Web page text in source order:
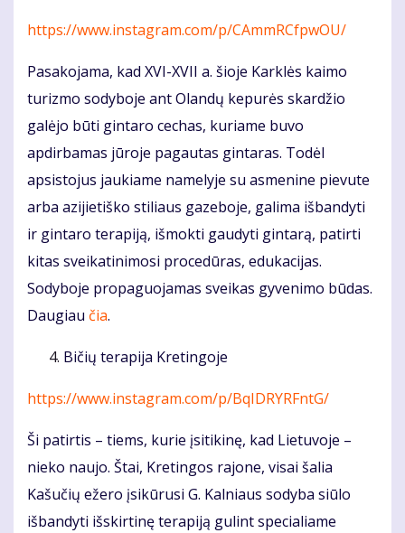
https://www.instagram.com/p/CAmmRCfpwOU/
Pasakojama, kad XVI-XVII a. šioje Karklės kaimo
turizmo sodyboje ant Olandų kepurės skardžio
galėjo būti gintaro cechas, kuriame buvo
apdirbamas jūroje pagautas gintaras. Todėl
apsistojus jaukiame namelyje su asmenine pievute
arba azijietiško stiliaus gazeboje, galima išbandyti
ir gintaro terapiją, išmokti gaudyti gintarą, patirti
kitas sveikatinimosi procedūras, edukacijas.
Sodyboje propaguojamas sveikas gyvenimo būdas.
Daugiau čia.
Bičių terapija Kretingoje
https://www.instagram.com/p/BqIDRYRFntG/
Ši patirtis – tiems, kurie įsitikinę, kad Lietuvoje –
nieko naujo. Štai, Kretingos rajone, visai šalia
Kašučių ežero įsikūrusi G. Kalniaus sodyba siūlo
išbandyti išskirtinę terapiją gulint specialiame